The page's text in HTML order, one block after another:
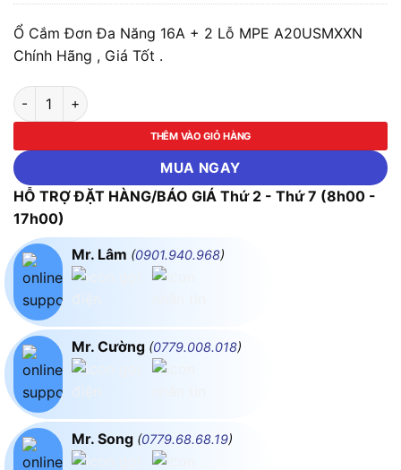
Ổ Cắm Đơn Đa Năng 16A + 2 Lỗ MPE A20USMXXN
Chính Hãng , Giá Tốt .
Ổ Cắm Đơn Đa Năng 16A + 2 Lỗ MPE A20USMXXN số lượng
THÊM VÀO GIỎ HÀNG
MUA NGAY
HỖ TRỢ ĐẶT HÀNG/BÁO GIÁ Thứ 2 - Thứ 7 (8h00 -
17h00)
Mr. Lâm (0901.940.968)
Mr. Cường (0779.008.018)
Mr. Song (0779.68.68.19)